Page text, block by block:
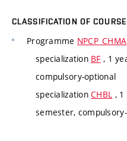
CLASSIFICATION OF
Programme NPCP_CHMA
specialization BF , 1
compulsory-optional
specializationCHBL ,
semester,